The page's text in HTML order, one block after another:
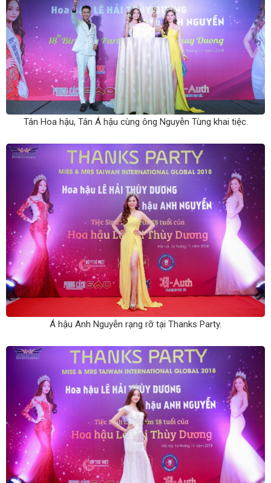
Tân Hoa hậu, Tân Á hậu cùng ông Nguyễn Tùng khai tiệc.
Á hậu Anh Nguyễn rạng rỡ tại Thanks Party.